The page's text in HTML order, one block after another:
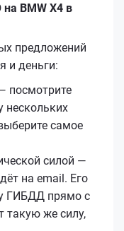
BMW X4 в
предложений
и деньги:
посмотрите
нескольких
самое
силой —
на email. Его
ГИБДД прямо с
такую же силу,